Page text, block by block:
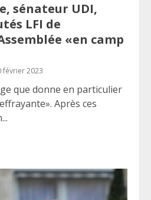
sénateur UDI,
LFI de
«en camp
février 2023
que donne en particulier
Après ces